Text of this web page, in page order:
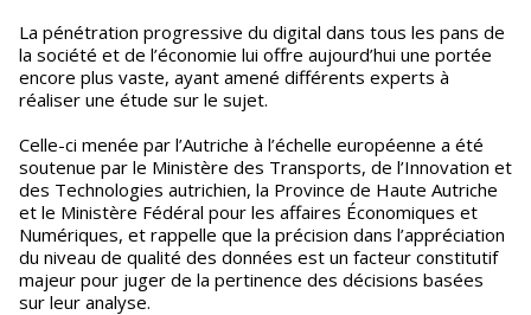
La pénétration progressive du digital dans tous les pans de
la société et de l’économie lui offre aujourd’hui une portée
encore plus vaste, ayant amené différents experts à
réaliser une étude sur le sujet.
Celle-ci menée par l’Autriche à l’échelle européenne a été
soutenue par le Ministère des Transports, de l’Innovation et
des Technologies autrichien, la Province de Haute Autriche
et le Ministère Fédéral pour les affaires Économiques et
Numériques, et rappelle que la précision dans l’appréciation
du niveau de qualité des données est un facteur constitutif
majeur pour juger de la pertinence des décisions basées
sur leur analyse.